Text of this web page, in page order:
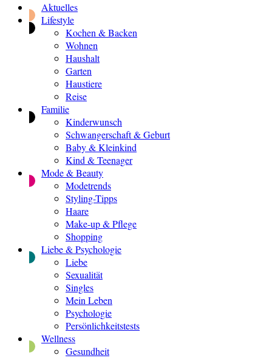
Aktuelles
Lifestyle
Kochen & Backen
Wohnen
Haushalt
Garten
Haustiere
Reise
Familie
Kinderwunsch
Schwangerschaft & Geburt
Baby & Kleinkind
Kind & Teenager
Mode & Beauty
Modetrends
Styling-Tipps
Haare
Make-up & Pflege
Shopping
Liebe & Psychologie
Liebe
Sexualität
Singles
Mein Leben
Psychologie
Persönlichkeitstests
Wellness
Gesundheit